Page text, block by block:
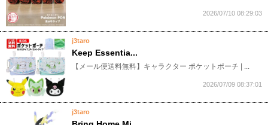
2026/07/10 08:29:03
j3taro
Keep Essentia...
​【メール便送料無料】キャラクター ポケットポーチ | ...
2026/07/09 08:37:01
j3taro